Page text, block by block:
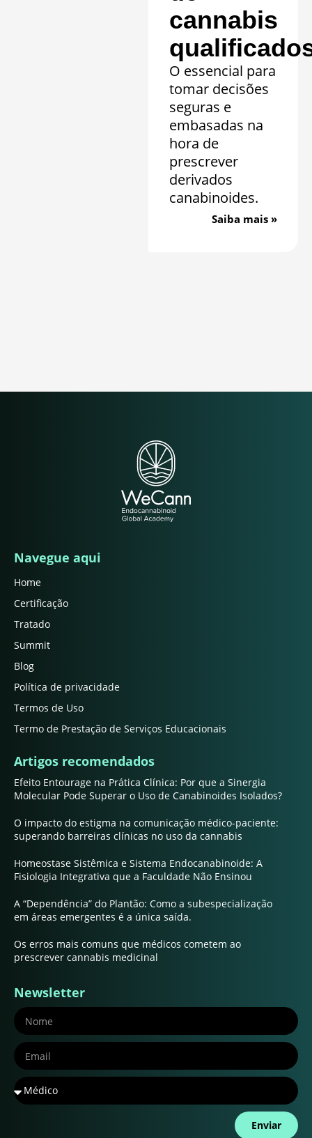
cannabis
O essencial para
tomar decisões
seguras e
embasadas na
hora de
prescrever
derivados
canabinoides.
Saiba mais »
Navegue aqui
Home
Certificação
Tratado
Summit
Blog
Política de privacidade
Termos de Uso
Termo de Prestação de Serviços Educacionais
Artigos recomendados
Efeito Entourage na Prática Clínica: Por que a Sinergia
Molecular Pode Superar o Uso de Canabinoides Isolados?
O impacto do estigma na comunicação médico-paciente:
superando barreiras clínicas no uso da cannabis
Homeostase Sistêmica e Sistema Endocanabinoide: A
Fisiologia Integrativa que a Faculdade Não Ensinou
A “Dependência” do Plantão: Como a subespecialização
em áreas emergentes é a única saída.
Os erros mais comuns que médicos cometem ao
prescrever cannabis medicinal
Newsletter
Enviar